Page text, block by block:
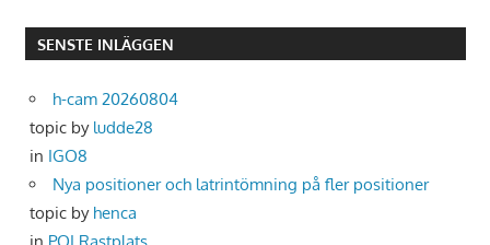
SENSTE INLÄGGEN
h-cam 20260804
topic by ludde28
in IGO8
Nya positioner och latrintömning på fler positioner
topic by henca